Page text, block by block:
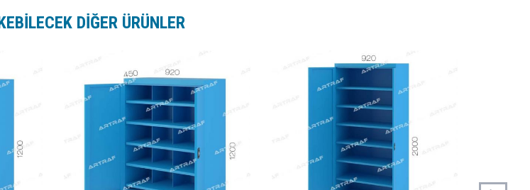
DİĞER ÜRÜNLER